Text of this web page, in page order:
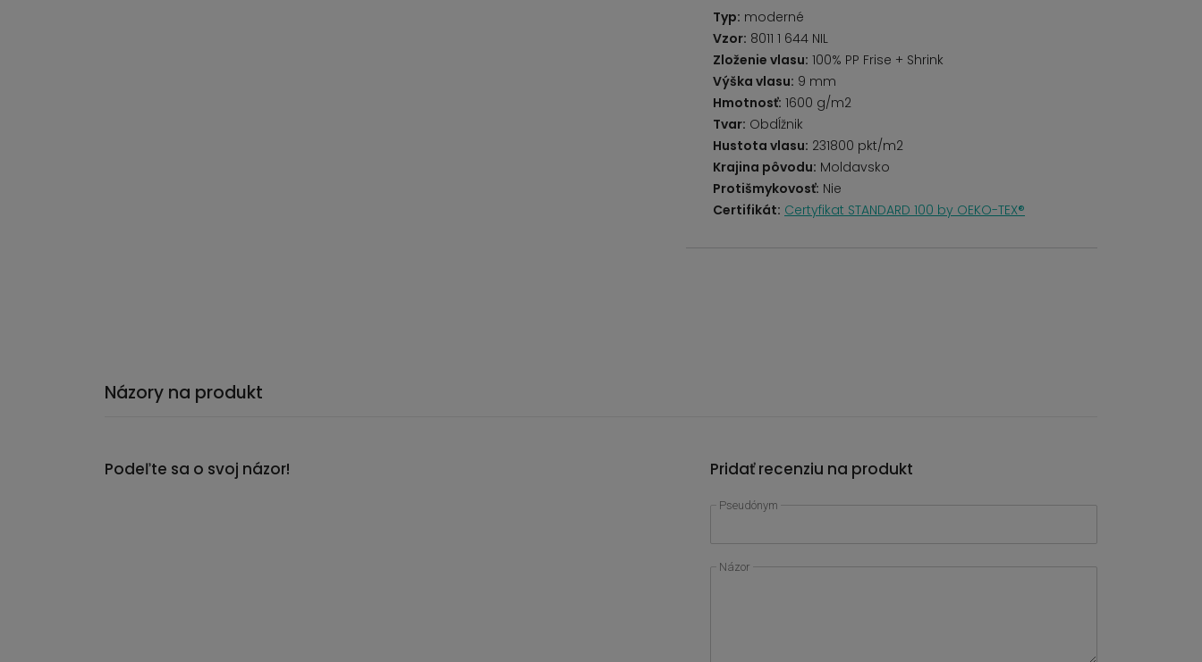
Typ: moderné
Vzor: 8011 1 644 NIL
Zloženie vlasu: 100% PP Frise + Shrink
Výška vlasu: 9 mm
Hmotnosť: 1600 g/m2
Tvar: Obdĺžnik
Hustota vlasu: 231800 pkt/m2
Krajina pôvodu: Moldavsko
Protišmykovosť: Nie
Certifikát: Certyfikat STANDARD 100 by OEKO-TEX®
Názory na produkt
Podeľte sa o svoj názor! Pridať recenziu na produkt
Pseudónym
Názor